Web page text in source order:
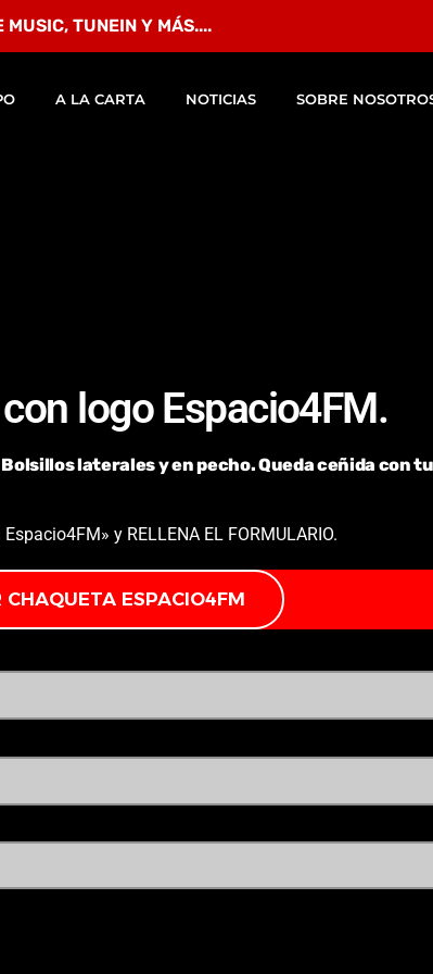
MUSIC, TUNEIN Y MÁS....
A LA CARTA NOTICIAS SOBRE
logo Espacio4FM.
laterales y en pecho. Queda ceñida con
y RELLENA EL FORMULARIO.
ESPACIO4FM